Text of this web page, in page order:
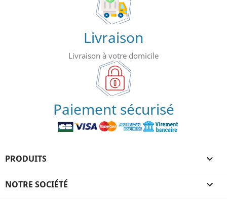
Livraison
Livraison à votre domicile
Paiement sécurisé
PRODUITS 
NOTRE SOCIÉTÉ 